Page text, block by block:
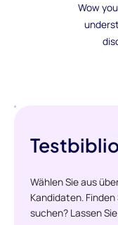
Wow
Wählen Sie aus
Kandidaten.
suchen? Lassen